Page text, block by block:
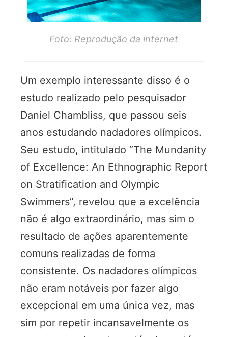
Foto: Reprodução da internet
Um exemplo interessante disso é o
estudo realizado pelo pesquisador
Daniel Chambliss, que passou seis
anos estudando nadadores olímpicos.
Seu estudo, intitulado “The Mundanity
of Excellence: An Ethnographic Report
on Stratification and Olympic
Swimmers”, revelou que a excelência
não é algo extraordinário, mas sim o
resultado de ações aparentemente
comuns realizadas de forma
consistente. Os nadadores olímpicos
não eram notáveis por fazer algo
excepcional em uma única vez, mas
sim por repetir incansavelmente os